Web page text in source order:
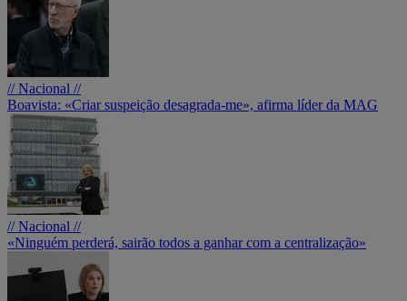
// Nacional //
Boavista: «Criar suspeição desagrada-me», afirma líder da MAG
// Nacional //
«Ninguém perderá, sairão todos a ganhar com a centralização»